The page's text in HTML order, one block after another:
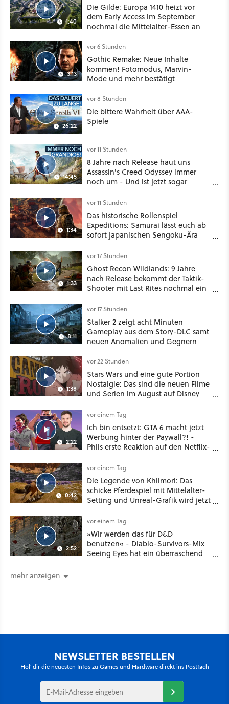
1:40
Die Gilde: Europa 1410 heizt vor
dem Early Access im September
nochmal die Mittelalter-Essen an
3:13
vor 6 Stunden
Gothic Remake: Neue Inhalte
kommen! Fotomodus, Marvin-
Mode und mehr bestätigt
26:22
vor 8 Stunden
Die bittere Wahrheit über AAA-
Spiele
14:45
vor 11 Stunden
8 Jahre nach Release haut uns
Assassin's Creed Odyssey immer
noch um - Und ist jetzt sogar
1:34
vor 11 Stunden
Das historische Rollenspiel
Expeditions: Samurai lässt euch ab
sofort japanischen Sengoku-Ära
oder Diplomatie
1:33
vor 17 Stunden
Ghost Recon Wildlands: 9 Jahre
nach Release bekommt der Taktik-
Shooter mit Last Rites nochmal ein
8:11
vor 17 Stunden
Stalker 2 zeigt acht Minuten
Gameplay aus dem Story-DLC samt
neuen Anomalien und Gegnern
1:38
vor 22 Stunden
Stars Wars und eine gute Portion
Nostalgie: Das sind die neuen Filme
und Serien im August auf Disney
2:22
vor einem Tag
Ich bin entsetzt: GTA 6 macht jetzt
Werbung hinter der Paywall?! -
Phils erste Reaktion auf den Netflix-
0:42
vor einem Tag
Die Legende von Khiimori: Das
schicke Pferdespiel mit Mittelalter-
Setting und Unreal-Grafik wird jetzt
2:52
vor einem Tag
»Wir werden das für D&D
benutzen« - Diablo-Survivors-Mix
Seeing Eyes hat ein überraschend
mehr anzeigen
NEWSLETTER BESTELLEN
Hol' dir die neuesten Infos zu Games und Hardware direkt ins Postfach